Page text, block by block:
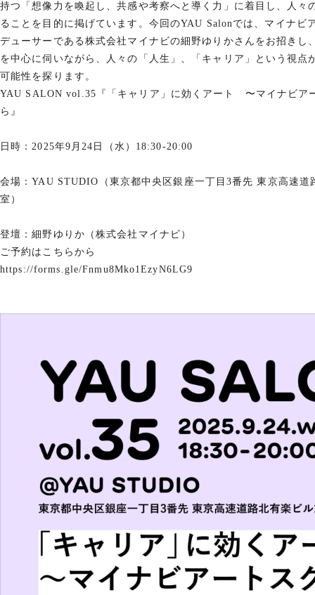
持つ「想像力を喚起し、共感や考察へと導く力」に着目し、人々
ることを目的に掲げています。今回のYAU Salonでは、マイナビ
デューサー︎である株式会社マイナビの細野ゆりかさんをお招きし
を中心に伺いながら、人々の「人生」、「キャリア」という視点
可能性を探ります。
YAU SALON vol.35『「キャリア」に効くアート 〜マイナビア
ら』
日時：2025年9月24日（水）18:30-20:00
会場：YAU STUDIO（東京都中央区銀座一丁目3番先 東京高速道
室）
登壇：細野ゆりか（株式会社マイナビ）
ご予約はこちらから
https://forms.gle/Fnmu8Mko1EzyN6LG9